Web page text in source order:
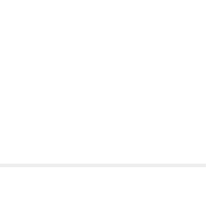
Steczkowska